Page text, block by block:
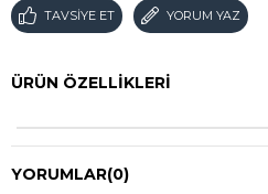
TAVSIYE ET YORUM YAZ
ÜRÜN ÖZELLIKLERI
YORUMLAR(0)